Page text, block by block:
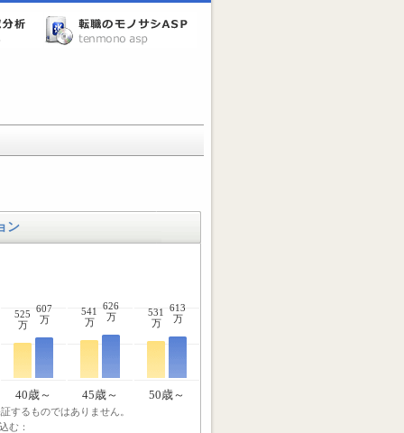
ン
525
万
607
万
541
万
626
万
531
万
613
万
40歳～ 45歳～ 50歳～
するものではありません。
む：